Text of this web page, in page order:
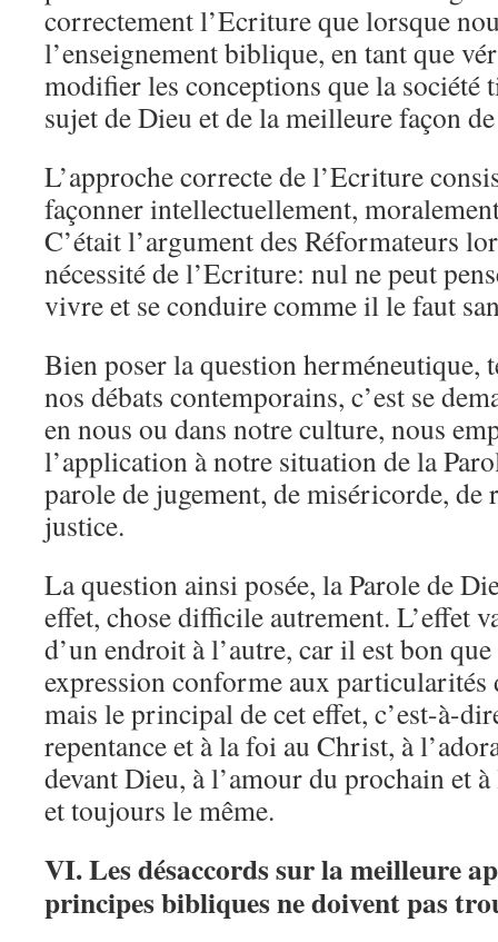
correctement l’Ecriture que lorsque
l’enseignement biblique, en tant que
modifier les conceptions que la société
sujet de Dieu et de la meilleure façon
L’approche correcte de l’Ecriture
façonner intellectuellement,
C’était l’argument des Réformateurs
nécessité de l’Ecriture: nul ne peut
vivre et se conduire comme il le faut
Bien poser la question herméneutique,
nos débats contemporains, c’est se
en nous ou dans notre culture, nous
l’application à notre situation de la
parole de jugement, de miséricorde, de
justice.
La question ainsi posée, la Parole de
effet, chose difficile autrement. L’effet
d’un endroit à l’autre, car il est bon
expression conforme aux particularités
mais le principal de cet effet, c’est-à-
repentance et à la foi au Christ, à
devant Dieu, à l’amour du prochain et
et toujours le même.
VI. Les désaccords sur la meilleure
principes bibliques ne doivent pas